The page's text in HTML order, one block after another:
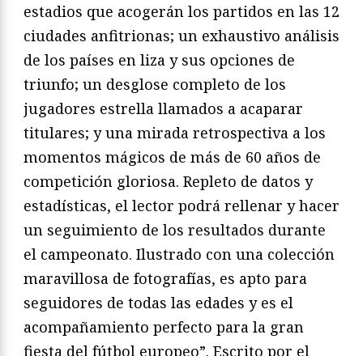
estadios que acogerán los partidos en las 12
ciudades anfitrionas; un exhaustivo análisis
de los países en liza y sus opciones de
triunfo; un desglose completo de los
jugadores estrella llamados a acaparar
titulares; y una mirada retrospectiva a los
momentos mágicos de más de 60 años de
competición gloriosa. Repleto de datos y
estadísticas, el lector podrá rellenar y hacer
un seguimiento de los resultados durante
el campeonato. Ilustrado con una colección
maravillosa de fotografías, es apto para
seguidores de todas las edades y es el
acompañamiento perfecto para la gran
fiesta del fútbol europeo”. Escrito por el